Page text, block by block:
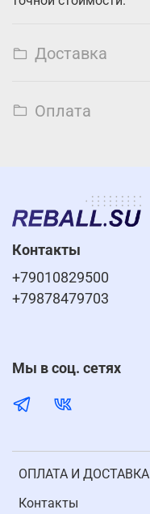
Доставка
Оплата
ОПЛАТА И ДОСТАВКА
Контакты
Контакты
+79010829500
+79878479703
Мы в соц. сетях